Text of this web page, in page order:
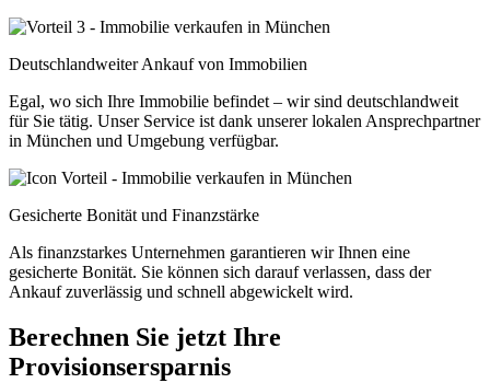
Deutschlandweiter Ankauf von Immobilien
Egal, wo sich Ihre Immobilie befindet – wir sind deutschlandweit
für Sie tätig. Unser Service ist dank unserer lokalen Ansprechpartner
in München und Umgebung verfügbar.
Gesicherte Bonität und Finanzstärke
Als finanzstarkes Unternehmen garantieren wir Ihnen eine
gesicherte Bonität. Sie können sich darauf verlassen, dass der
Ankauf zuverlässig und schnell abgewickelt wird.
Berechnen Sie jetzt Ihre
Provisionsersparnis